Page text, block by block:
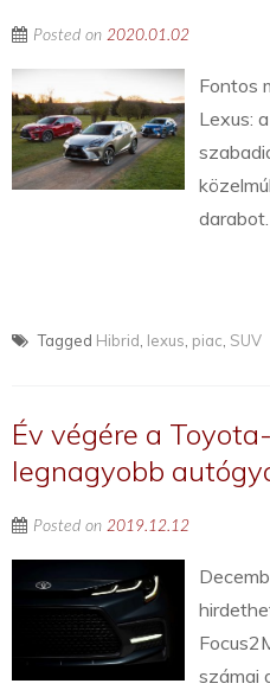
Posted on 2020.01.02
Fontos
Lexus:
Tagged Hibrid lexus piac SUV
Év végére a
legnagyobb
Posted on 2019.12.12
számai